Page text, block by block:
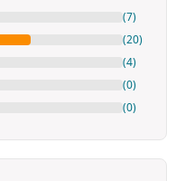
(7)
(20)
(4)
(0)
(0)